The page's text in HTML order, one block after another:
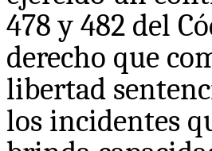
478 y 482 del
derecho que
libertad
los incidentes